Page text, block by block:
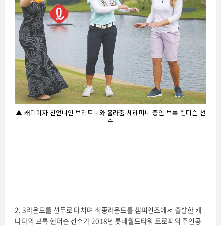
▲ 캐디이자 친언니인 브리트니와 훌라춤 세레머니 중인 브룩 헨더슨 선
수
2, 3라운드를 선두로 마치며 최종라운드를 챔피언조에서 출발한 캐
나다의 브룩 헨더슨 선수가 2018년 롯데월드타워 트로피의 주인공